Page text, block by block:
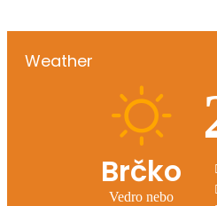
Weather
Brčko
Vedro nebo